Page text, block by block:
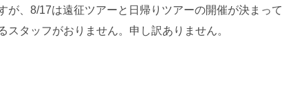
が、8/17は遠征ツアーと日帰りツアーの開催が決まって
スタッフがおりません。申し訳ありません。